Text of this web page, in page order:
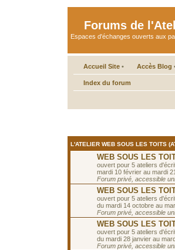
Forums de
Espaces d'échanges ouverts aux
Accueil Site • Accès Blog
Index du forum
L'ATELIER WEB SOUS LES TOITS
WEB SOUS LES
ouvert pour 5 ateliers
mardi 10 février au mardi
Forum privé, accessible
WEB SOUS LES
ouvert pour 5 ateliers
du mardi 14 octobre au
Forum privé, accessible
WEB SOUS LES
ouvert pour 5 ateliers
du mardi 28 janvier au
Forum privé, accessible